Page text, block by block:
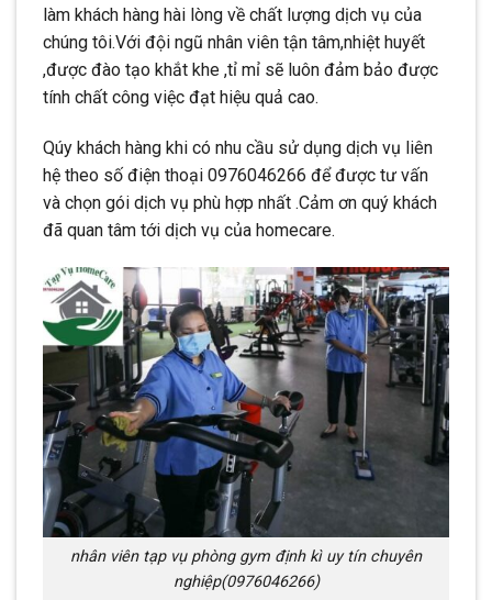
làm khách hàng hài lòng về chất lượng dịch vụ của
chúng tôi.Với đội ngũ nhân viên tận tâm,nhiệt huyết
,được đào tạo khắt khe ,tỉ mỉ sẽ luôn đảm bảo được
tính chất công việc đạt hiệu quả cao.
Qúy khách hàng khi có nhu cầu sử dụng dịch vụ liên
hệ theo số điện thoại 0976046266 để được tư vấn
và chọn gói dịch vụ phù hợp nhất .Cảm ơn quý khách
đã quan tâm tới dịch vụ của homecare.
nhân viên tạp vụ phòng gym định kì uy tín chuyên
nghiệp(0976046266)